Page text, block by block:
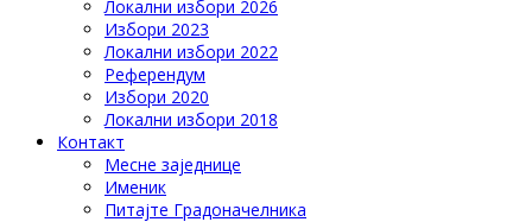
Локални избори 2026
Избори 2023
Локални избори 2022
Референдум
Избори 2020
Локални избори 2018
Контакт
Месне заједнице
Именик
Питајте Градоначелника